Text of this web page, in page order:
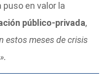
en valor la
público-privada,
estos meses de crisis